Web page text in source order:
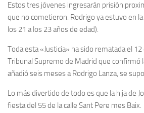
Estos tres jóvenes ingresarán prisión
que no cometieron. Rodrigo ya estuvo en
los 21 a los 23 años de edad).
Toda esta «Justicia» ha sido rematada el
Tribunal Supremo de Madrid que confirmó
añadió seis meses a Rodrigo Lanza, se
Lo más divertido de todo es que la hija de
fiesta del 55 de la calle Sant Pere mes Baix.